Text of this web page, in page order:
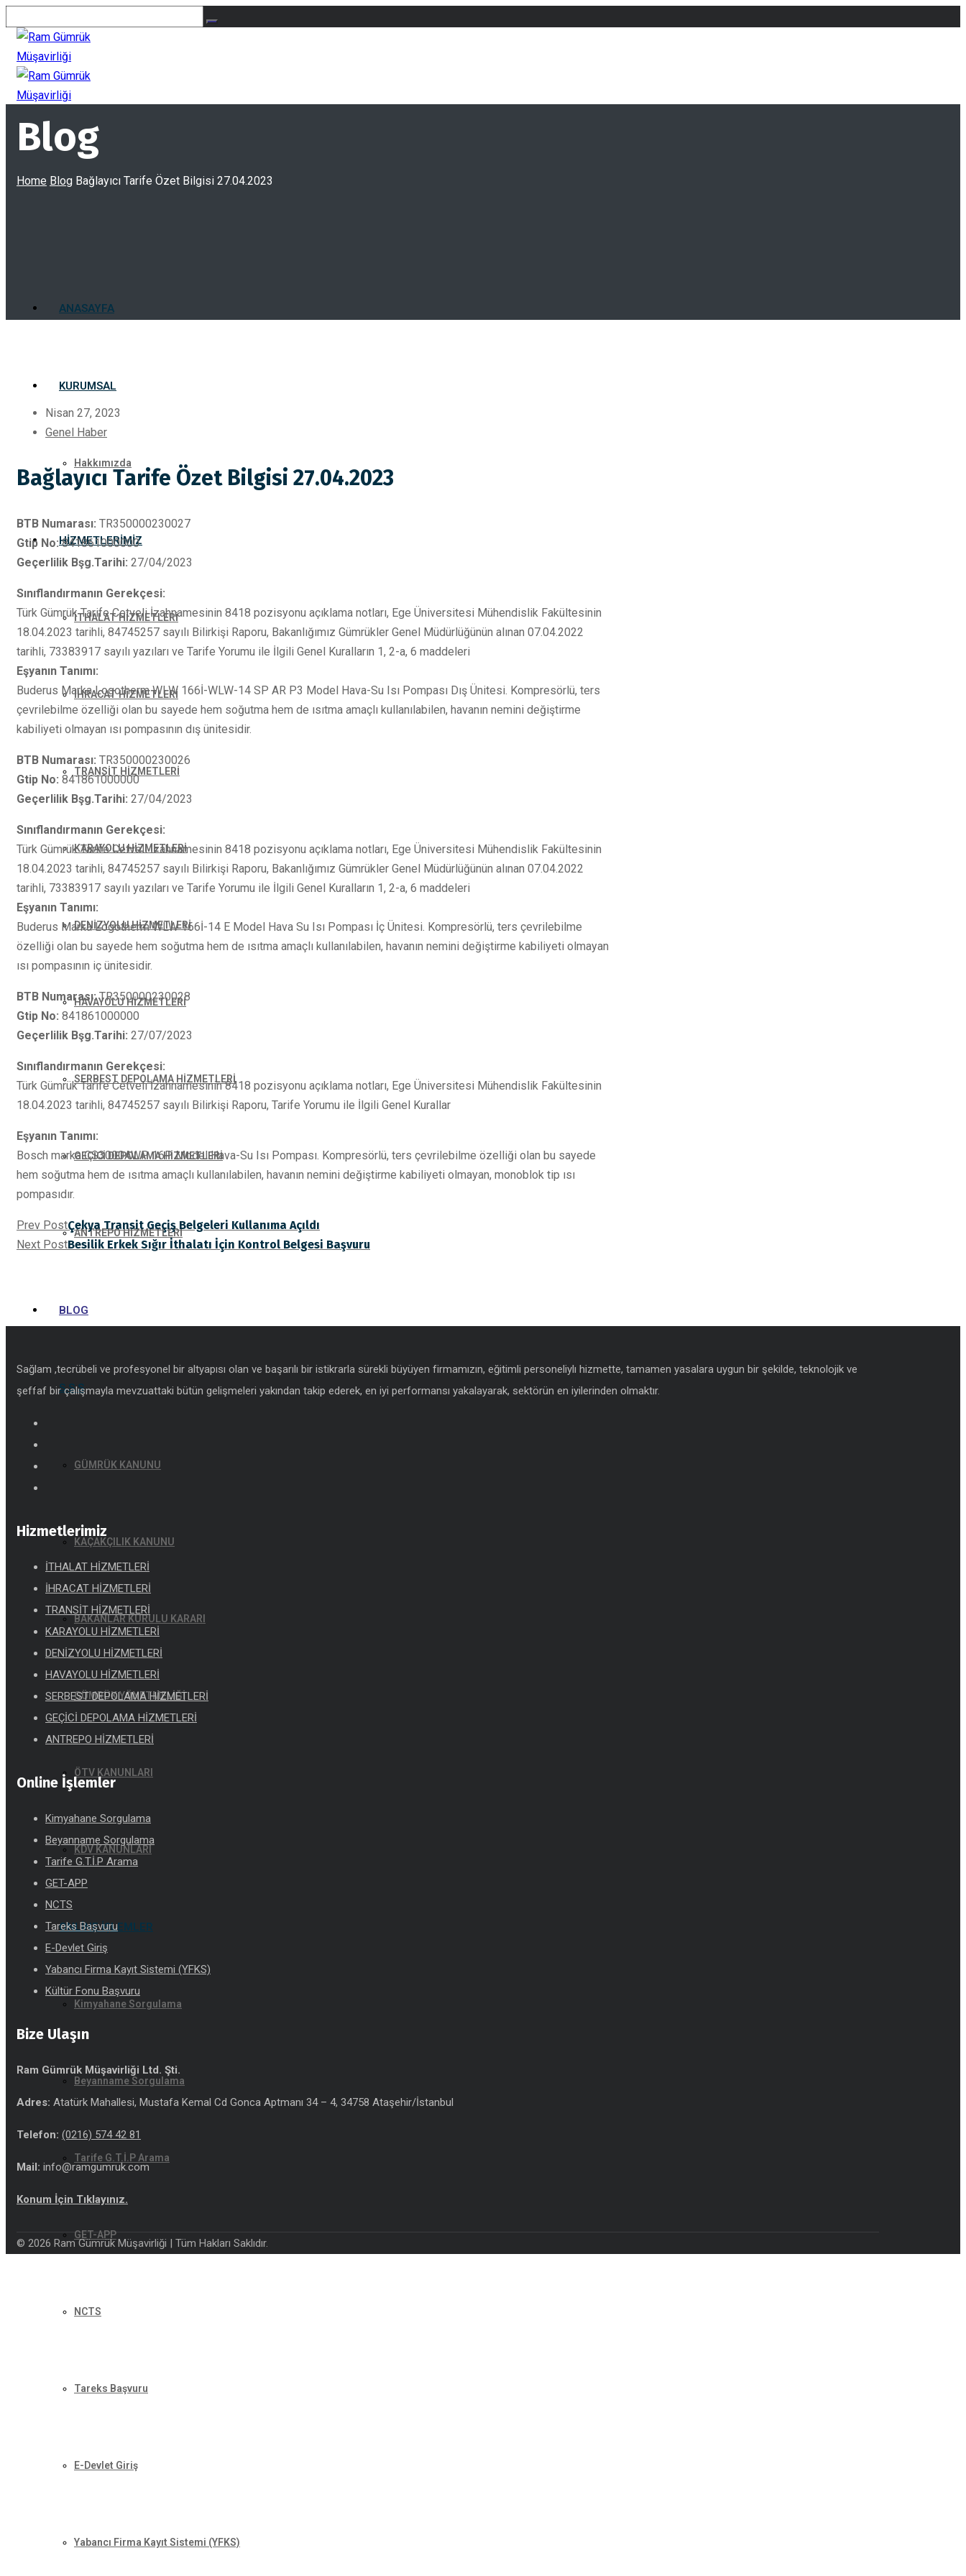
ANASAYFA
KURUMSAL
Hakkımızda
HIZMETLERIMIZ
İTHALAT HİZMETLERİ
İHRACAT HİZMETLERİ
TRANSİT HİZMETLERİ
KARAYOLU HİZMETLERİ
DENİZYOLU HİZMETLERİ
HAVAYOLU HİZMETLERİ
SERBEST DEPOLAMA HİZMETLERİ
GEÇİCİ DEPOLAMA HİZMETLERİ
ANTREPO HİZMETLERİ
BLOG
S.S.S
GÜMRÜK KANUNU
KAÇAKÇILIK KANUNU
BAKANLAR KURULU KARARI
GÜMRÜK YÖNETMELİĞİ
ÖTV KANUNLARI
KDV KANUNLARI
ONLINE İŞLEMLER
Kimyahane Sorgulama
Beyanname Sorgulama
Tarife G.T.İ.P Arama
GET-APP
NCTS
Tareks Başvuru
E-Devlet Giriş
Yabancı Firma Kayıt Sistemi (YFKS)
Blog
Home Blog Bağlayıcı Tarife Özet Bilgisi 27.04.2023
Nisan 27, 2023
Genel Haber
Bağlayıcı Tarife Özet Bilgisi 27.04.2023
BTB Numarası: TR350000230027
Gtip No:841861000000
Geçerlilik Bşg.Tarihi: 27/04/2023
Sınıflandırmanın Gerekçesi:
Türk Gümrük Tarife Cetveli İzahnamesinin 8418 pozisyonu açıklama notları, Ege Üniversitesi Mühendislik Fakültesinin
18.04.2023 tarihli, 84745257 sayılı Bilirkişi Raporu, Bakanlığımız Gümrükler Genel Müdürlüğünün alınan 07.04.2022
tarihli, 73383917 sayılı yazıları ve Tarife Yorumu ile İlgili Genel Kuralların 1, 2-a, 6 maddeleri
Eşyanın Tanımı:
Buderus Marka Logotherm WLW 166İ-WLW-14 SP AR P3 Model Hava-Su Isı Pompası Dış Ünitesi. Kompresörlü, ters
çevrilebilme özelliği olan bu sayede hem soğutma hem de ısıtma amaçlı kullanılabilen, havanın nemini değiştirme
kabiliyeti olmayan ısı pompasının dış ünitesidir.
BTB Numarası: TR350000230026
Gtip No: 841861000000
Geçerlilik Bşg.Tarihi: 27/04/2023
Sınıflandırmanın Gerekçesi:
Türk Gümrük Tarife Cetveli İzahnamesinin 8418 pozisyonu açıklama notları, Ege Üniversitesi Mühendislik Fakültesinin
18.04.2023 tarihli, 84745257 sayılı Bilirkişi Raporu, Bakanlığımız Gümrükler Genel Müdürlüğünün alınan 07.04.2022
tarihli, 73383917 sayılı yazıları ve Tarife Yorumu ile İlgili Genel Kuralların 1, 2-a, 6 maddeleri
Eşyanın Tanımı:
Buderus Marka Logotherm WLW 166İ-14 E Model Hava Su Isı Pompası İç Ünitesi. Kompresörlü, ters çevrilebilme
özelliği olan bu sayede hem soğutma hem de ısıtma amaçlı kullanılabilen, havanın nemini değiştirme kabiliyeti olmayan
ısı pompasının iç ünitesidir.
BTB Numarası:TR350000230028
Gtip No: 841861000000
Geçerlilik Bşg.Tarihi: 27/07/2023
Sınıflandırmanın Gerekçesi:
Türk Gümrük Tarife Cetveli İzahnamesinin 8418 pozisyonu açıklama notları, Ege Üniversitesi Mühendislik Fakültesinin
18.04.2023 tarihli, 84745257 sayılı Bilirkişi Raporu, Tarife Yorumu ile İlgili Genel Kurallar
Eşyanın Tanımı:
Bosch marka CS3000AWP 16P Model Hava-Su Isı Pompası. Kompresörlü, ters çevrilebilme özelliği olan bu sayede
hem soğutma hem de ısıtma amaçlı kullanılabilen, havanın nemini değiştirme kabiliyeti olmayan, monoblok tip ısı
pompasıdır.
Prev PostÇekya Transit Geçiş Belgeleri Kullanıma Açıldı
Next PostBesilik Erkek Sığır İthalatı İçin Kontrol Belgesi Başvuru
Sağlam ,tecrübeli ve profesyonel bir altyapısı olan ve başarılı bir istikrarla sürekli büyüyen firmamızın, eğitimli personeliylı hizmette, tamamen yasalara uygun bir şekilde, teknolojik ve
şeffaf bir çalışmayla mevzuattaki bütün gelişmeleri yakından takip ederek, en iyi performansı yakalayarak, sektörün en iyilerinden olmaktır.
Hizmetlerimiz
İTHALAT HİZMETLERİ
İHRACAT HİZMETLERİ
TRANSİT HİZMETLERİ
KARAYOLU HİZMETLERİ
DENİZYOLU HİZMETLERİ
HAVAYOLU HİZMETLERİ
SERBEST DEPOLAMA HİZMETLERİ
GEÇİCİ DEPOLAMA HİZMETLERİ
ANTREPO HİZMETLERİ
Online İşlemler
Kimyahane Sorgulama
Beyanname Sorgulama
Tarife G.T.İ.P Arama
GET-APP
NCTS
Tareks Başvuru
E-Devlet Giriş
Yabancı Firma Kayıt Sistemi (YFKS)
Kültür Fonu Başvuru
Bize Ulaşın
Ram Gümrük Müşavirliği Ltd. Şti.
Adres: Atatürk Mahallesi, Mustafa Kemal Cd Gonca Aptmanı 34 – 4, 34758 Ataşehir/İstanbul
Telefon: (0216) 574 42 81
Mail: info@ramgumruk.com
Konum İçin Tıklayınız.
© 2026 Ram Gümrük Müşavirliği | Tüm Hakları Saklıdır.